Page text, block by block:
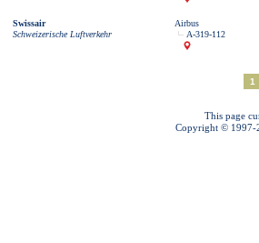
Swissair
Schweizerische Luftverkehr
Airbus
A-319-112
1
This page
Copyright © 1997-